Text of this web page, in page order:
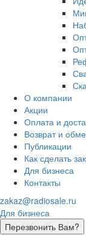
О компании
Акции
Оплата и
Возврат и
Публикации
Как сделать
Для бизнеса
Контакты
zakaz@radiosale.ru
Для бизнеса
Перезвонить Вам?